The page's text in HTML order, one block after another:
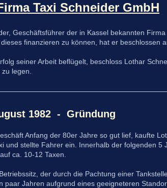
Taxi Schneider GmbH
Geschäftsführer der in Kassel bekannten
finanzieren zu können, hat er beschlossen
seiner Arbeit beflügelt, beschloss Lothar
legen.
1982 - Gründung
Anfang der 80er Jahre so gut lief, kaufte
und stellte Fahrer ein. Innerhalb der folgenden 5
ca. 10-12 Taxen.
der durch die Pachtung einer
paar Jahren aufgrund eines geeigneteren